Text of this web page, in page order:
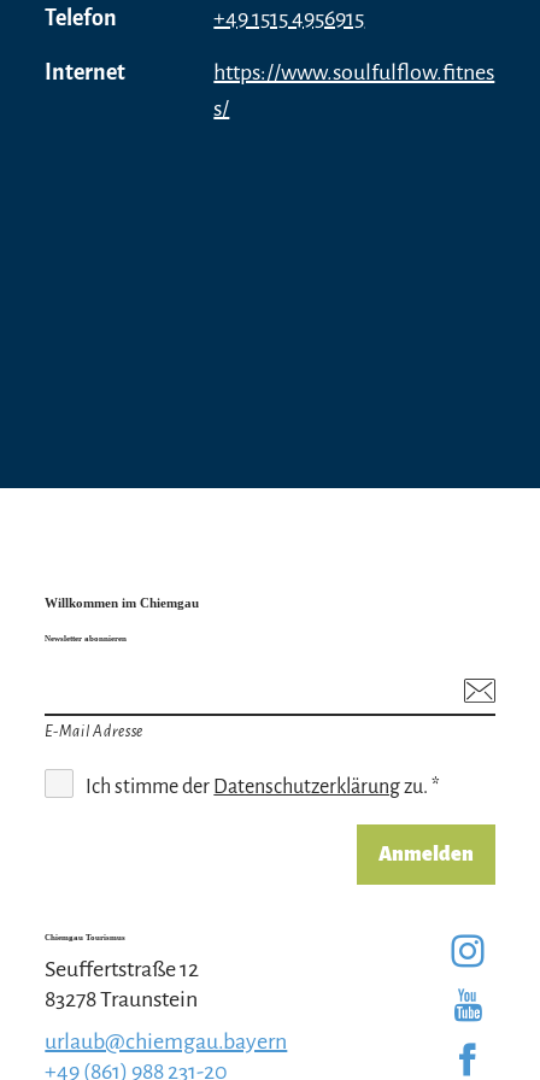
92,00 € 5 Power Pilates Classes
Telefon +49 1515 4956915
Internet
https://www.soulfulflow.fitnes
s/
Willkommen im Chiemgau
Newsletter abonnieren
E-Mail Adresse
Ich stimme der Datenschutzerklärungzu. *
Anmelden
Chiemgau Tourismus
Seuffertstraße 12
83278 Traunstein
urlaub@chiemgau.bayern
+49 (861) 988 231-20